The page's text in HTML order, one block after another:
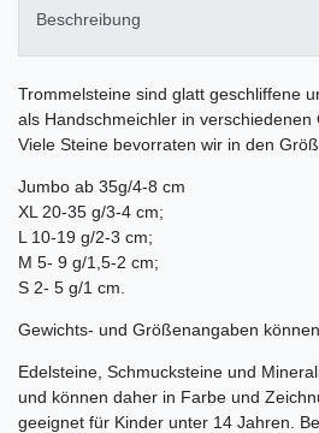
Beschreibung
Trommelsteine sind glatt geschliffene
als Handschmeichler in verschiedenen
Viele Steine bevorraten wir in den
Jumbo ab 35g/4-8 cm
XL 20-35 g/3-4 cm;
L 10-19 g/2-3 cm;
M 5- 9 g/1,5-2 cm;
S 2- 5 g/1 cm.
Gewichts- und Größenangaben
Edelsteine, Schmucksteine und
und können daher in Farbe und
geeignet für Kinder unter 14 Jahren.